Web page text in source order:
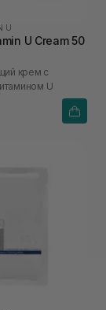
U
U Cream 50
крем с
U